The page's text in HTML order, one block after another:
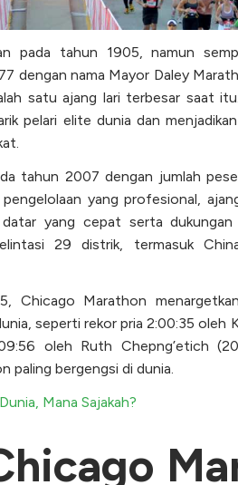
pada tahun 1905, namun
dengan nama Mayor Daley
satu ajang lari terbesar saat
pelari elite dunia dan
tahun 2007 dengan jumlah
yang profesional,
yang cepat serta
29 distrik, termasuk
Chicago Marathon
seperti rekor pria 2:00:35 oleh
oleh Ruth Chepng’etich
paling bergengsi di dunia.
Mana Sajakah?